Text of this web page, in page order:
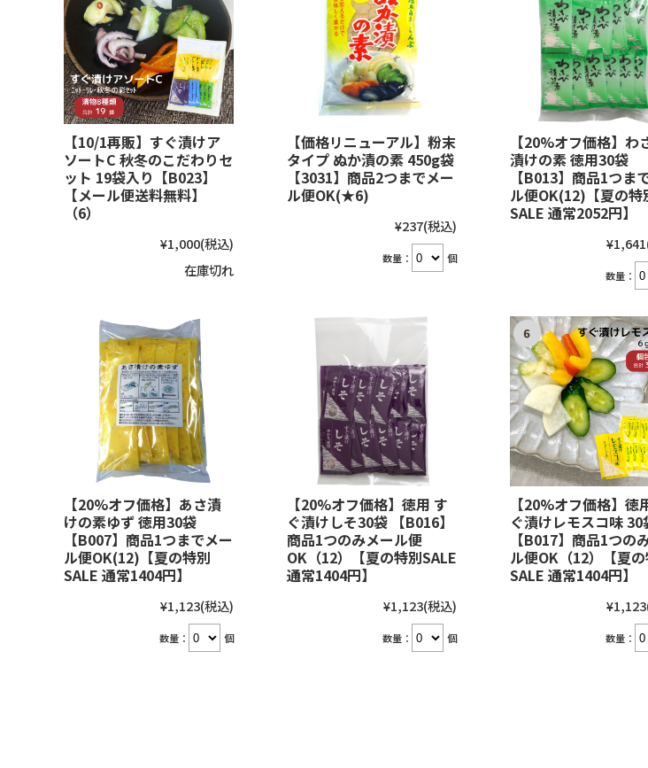
【10/1再販】すぐ漬けア
ソートC 秋冬のこだわりセ
ット 19袋入り【B023】
【メール便送料無料】
（6）
¥1,000(税込)
在庫切れ
【価格リニューアル】粉末
タイプ ぬか漬の素 450g袋
【3031】商品2つまでメー
ル便OK(★6)
¥237(税込)
数量： 個
【20%オフ価格】わ
漬けの素 徳用30袋
【B013】商品1つま
ル便OK(12)【夏の特
SALE 通常2052円】
¥1,641
数量：
【20%オフ価格】あさ漬
けの素ゆず 徳用30袋
【B007】商品1つまでメー
ル便OK(12)【夏の特別
SALE 通常1404円】
¥1,123(税込)
数量： 個
【20%オフ価格】徳用 す
ぐ漬けしそ30袋 【B016】
商品1つのみメール便
OK（12）【夏の特別SALE
通常1404円】
¥1,123(税込)
数量： 個
【20%オフ価格】徳
ぐ漬けレモスコ味 30
【B017】商品1つの
ル便OK（12）【夏
SALE 通常1404円】
¥1,123
数量：